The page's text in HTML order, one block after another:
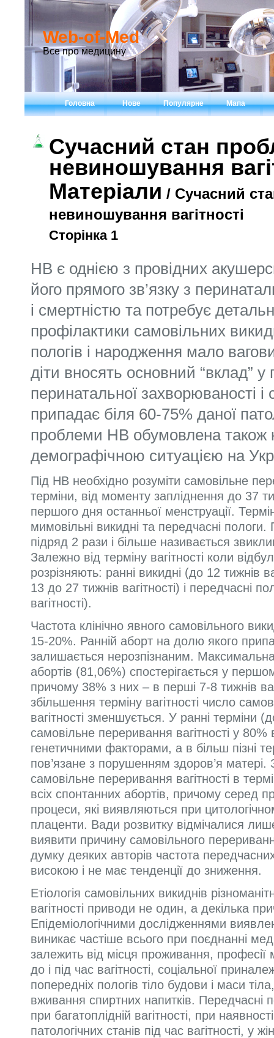
Web-of-Med
Все про медицину
Головна Нове Популярне Мапа
Сучасний стан
невиношування
Матеріали / Сучасний
невиношування вагітності
Сторінка 1
НВ є однією з провідних
його прямого зв’язку з
і смертністю та потребує
профілактики самовільних
пологів і народження мало
діти вносять основний “вклад” у
перинатальної захворюваності і
припадає біля 60-75% даної
проблеми НВ обумовлена також
демографічною ситуацією на
Під НВ необхідно розуміти самовільне
терміни, від моменту запліднення до 37
першого дня останньої менструації.
мимовільні викидні та передчасні пологи.
підряд 2 рази і більше називається
Залежно від терміну вагітності коли
розрізняють: ранні викидні (до 12 тижнів
13 до 27 тижнів вагітності) і передчасні
вагітності).
Частота клінічно явного самовільного
15-20%. Ранній аборт на долю якого
залишається нерозпізнаним. Максимальна
абортів (81,06%) спостерігається у
причому 38% з них – в перші 7-8 тижнів
збільшення терміну вагітності число
вагітності зменшується. У ранні терміни
самовільне переривання вагітності у
генетичними факторами, а в більш пізні
пов’язане з порушенням здоров’я матері.
самовільне переривання вагітності в
всіх спонтанних абортів, причому серед
процеси, які виявляються при
плаценти. Вади розвитку відмічалися
виявити причину самовільного
думку деяких авторів частота
високою і не має тенденції до зниження.
Етіологія самовільних викиднів
вагітності приводи не один, а декілька
Епідеміологічними дослідженнями
виникає частіше всього при поєднанні
залежить від місця проживання, професії
до і під час вагітності, соціальної
попередніх пологів тіло будови і маси
вживання спиртних напитків. Передчасні
при багатоплідній вагітності, при
патологічних станів під час вагітності, у